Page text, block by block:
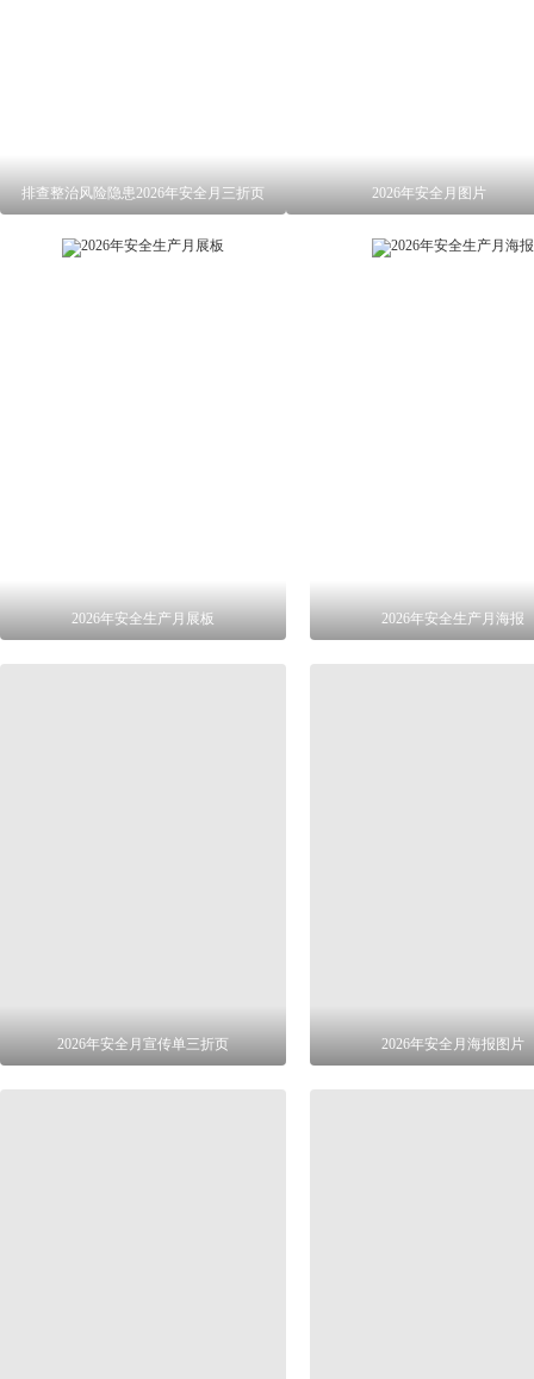
排查整治风险隐患2026年安全月三折页 2026年安全月图片
2026年安全生产月展板 2026年安全生产月海报
2026年安全月宣传单三折页 2026年安全月海报图片